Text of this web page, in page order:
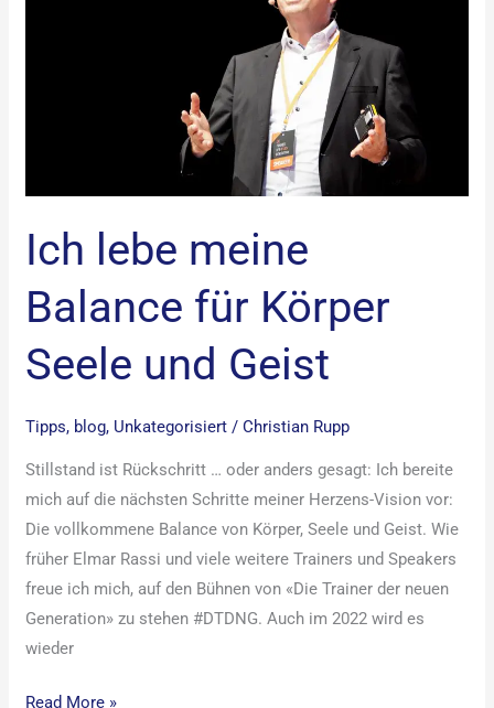
Ich lebe meine
Balance für Körper
Seele und Geist
Tipps, blog, Unkategorisiert /Christian Rupp
Stillstand ist Rückschritt … oder anders gesagt: Ich bereite
mich auf die nächsten Schritte meiner Herzens-Vision vor:
Die vollkommene Balance von Körper, Seele und Geist. Wie
früher Elmar Rassi und viele weitere Trainers und Speakers
freue ich mich, auf den Bühnen von «Die Trainer der neuen
Generation» zu stehen #DTDNG. Auch im 2022 wird es
wieder
Read More »